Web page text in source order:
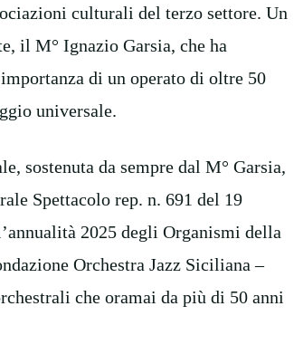
culturali del terzo settore. Un
il M° Ignazio Garsia, che ha
di un operato di oltre 50
universale.
sostenuta da sempre dal M° Garsia,
Spettacolo rep. n. 691 del 19
2025 degli Organismi della
Orchestra Jazz Siciliana –
che oramai da più di 50 anni